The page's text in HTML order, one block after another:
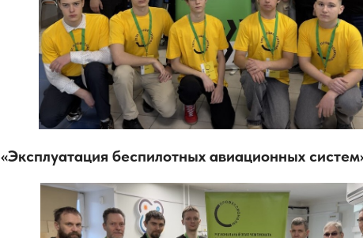
«Эксплуатация беспилотных авиационных